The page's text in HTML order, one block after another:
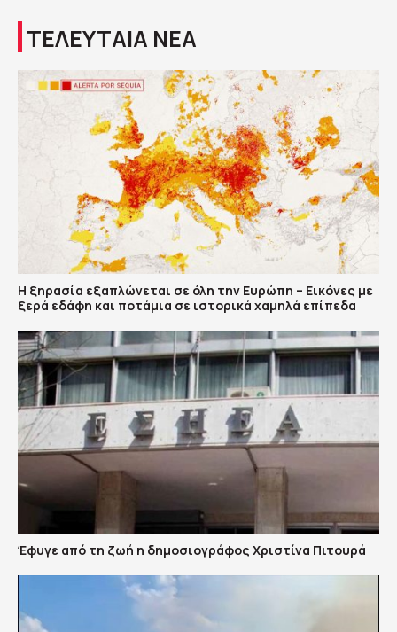
ΤΕΛΕΥΤΑΙΑ ΝΕΑ
Η ξηρασία εξαπλώνεται σε όλη την Ευρώπη – Εικόνες με
ξερά εδάφη και ποτάμια σε ιστορικά χαμηλά επίπεδα
Έφυγε από τη ζωή η δημοσιογράφος Χριστίνα Πιτουρά